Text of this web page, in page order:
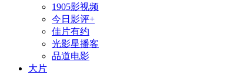
1905影视频
今日影评+
佳片有约
光影星播客
品道电影
大片